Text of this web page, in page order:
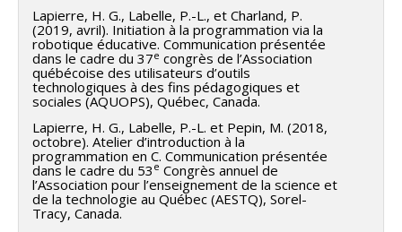
Lapierre, H. G., Labelle, P.-L., et Charland, P.
(2019, avril). Initiation à la programmation via la
robotique éducative. Communication présentée
dans le cadre du 37e congrès de l’Association
québécoise des utilisateurs d’outils
technologiques à des fins pédagogiques et
sociales (AQUOPS), Québec, Canada.
Lapierre, H. G., Labelle, P.-L. et Pepin, M. (2018,
octobre). Atelier d’introduction à la
programmation en C. Communication présentée
dans le cadre du 53 e Congrès annuel de
l’Association pour l’enseignement de la science et
de la technologie au Québec (AESTQ), Sorel-
Tracy, Canada.